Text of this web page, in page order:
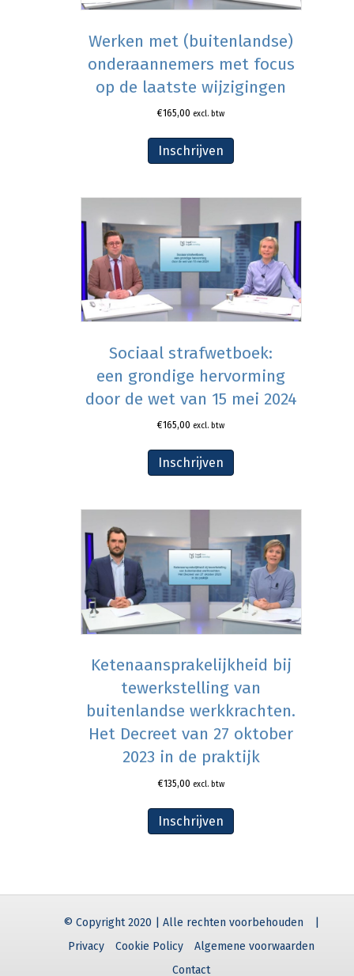
Werken met (buitenlandse)
onderaannemers met focus
op de laatste wijzigingen
€165,00 excl. btw
Inschrijven
Sociaal strafwetboek:
een grondige hervorming
door de wet van 15 mei 2024
€165,00 excl. btw
Inschrijven
Ketenaansprakelijkheid bij
tewerkstelling van
buitenlandse werkkrachten.
Het Decreet van 27 oktober
2023 in de praktijk
€135,00 excl. btw
Inschrijven
© Copyright 2020 | Alle rechten voorbehouden
Privacy
Cookie Policy
Algemene voorwaarden
Contact